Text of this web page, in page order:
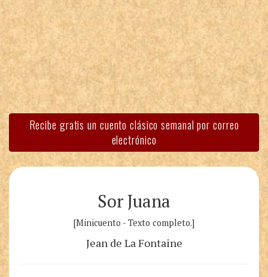
Recibe gratis un cuento clásico semanal por correo
electrónico
Sor Juana
[Minicuento - Texto completo.]
Jean de La Fontaine